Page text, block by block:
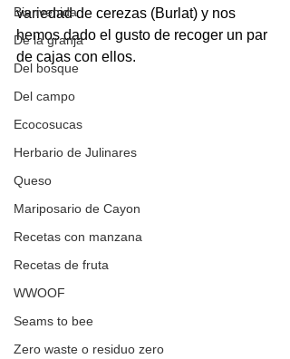
Bienvenida
De la granja
Del bosque
Del campo
Ecocosucas
Herbario de Julinares
Queso
Mariposario de Cayon
Recetas con manzana
Recetas de fruta
WWOOF
Seams to bee
Zero waste o residuo zero
variedad de cerezas (Burlat) y nos
hemos dado el gusto de recoger un par
de cajas con ellos.